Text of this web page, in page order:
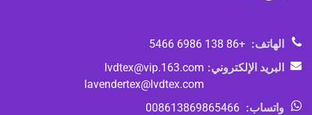
الهاتف: +86 138 6986 5466
البريد الإلكتروني: lvdtex@vip.163.com
lavendertex@lvdtex.com
واتساب: 008613869865466